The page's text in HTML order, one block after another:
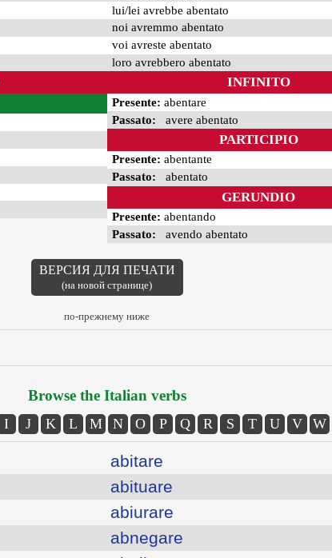
lui/lei avrebbe abentato
noi avremmo abentato
voi avreste abentato
loro avrebbero abentato
INFINITO
Presente: abentare
Passato: avere abentato
PARTICIPIO
Presente: abentante
Passato: abentato
GERUNDIO
Presente: abentando
Passato: avendo abentato
ВЕРСИЯ ДЛЯ ПЕЧАТИ
(на новой странице)
по-прежнему ниже
Browse the Italian verbs
I J K L M N O P Q R S T U V W
abitare
abituare
abiurare
abnegare